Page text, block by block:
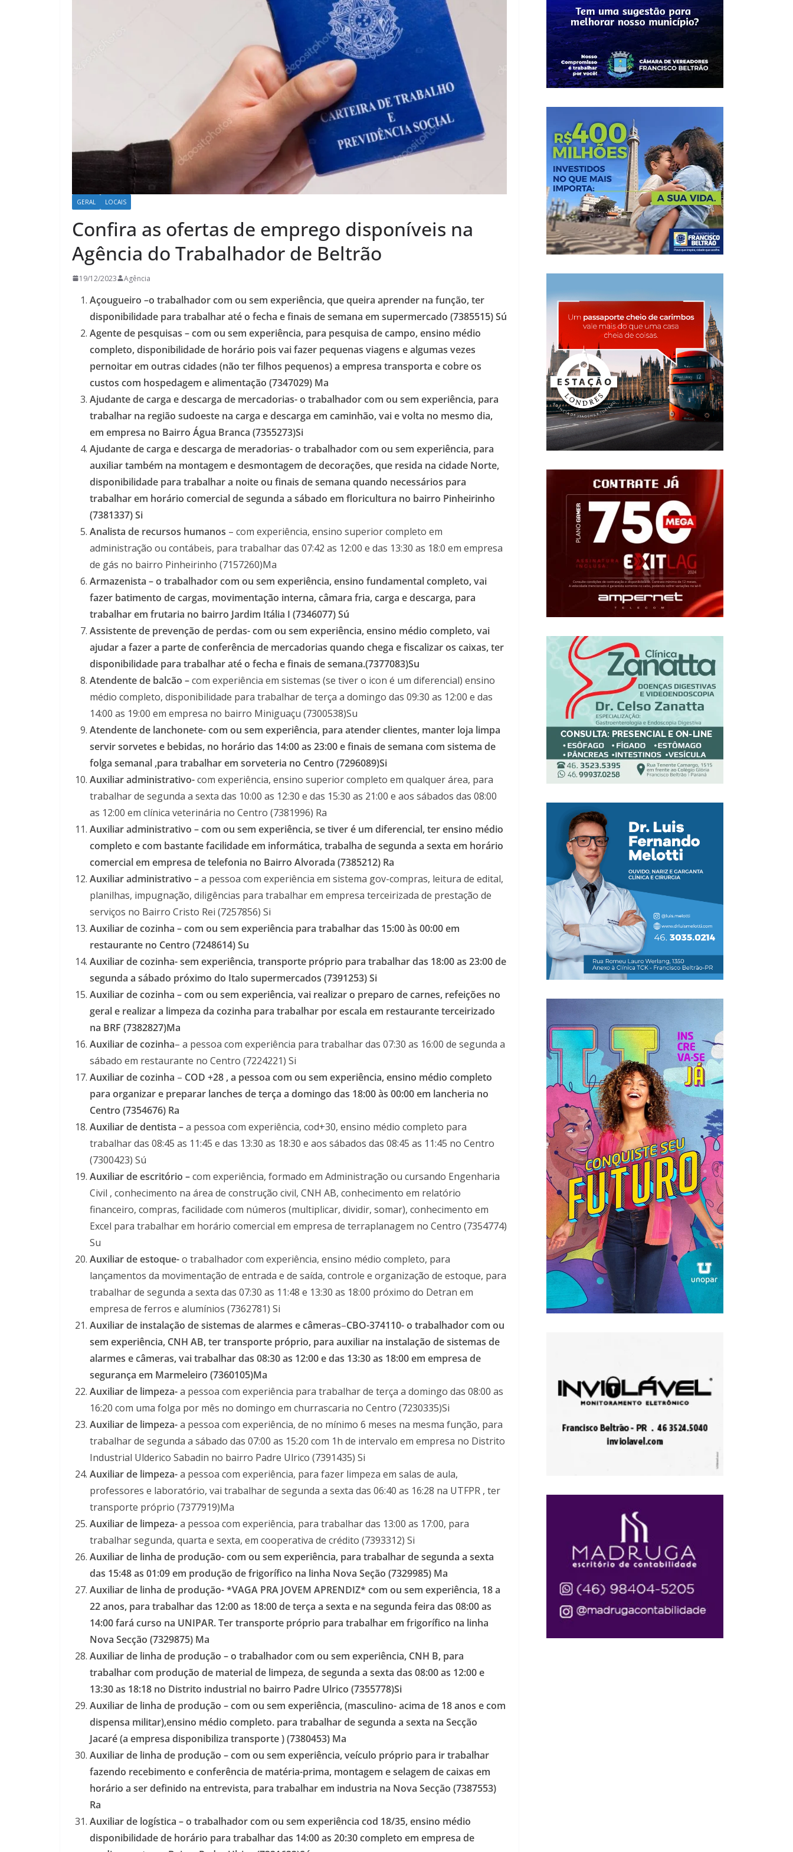
GERAL LOCAIS
Confira as ofertas de emprego disponíveis na
Agência do Trabalhador de Beltrão
19/12/2023 Agência
Açougueiro –o trabalhador com ou sem experiência, que queira aprender na função, ter
disponibilidade para trabalhar até o fecha e finais de semana em supermercado (7385515) Sú
Agente de pesquisas – com ou sem experiência, para pesquisa de campo, ensino médio
completo, disponibilidade de horário pois vai fazer pequenas viagens e algumas vezes
pernoitar em outras cidades (não ter filhos pequenos) a empresa transporta e cobre os
custos com hospedagem e alimentação (7347029) Ma
Ajudante de carga e descarga de mercadorias- o trabalhador com ou sem experiência, para
trabalhar na região sudoeste na carga e descarga em caminhão, vai e volta no mesmo dia,
em empresa no Bairro Água Branca (7355273)Si
Ajudante de carga e descarga de meradorias- o trabalhador com ou sem experiência, para
auxiliar também na montagem e desmontagem de decorações, que resida na cidade Norte,
disponibilidade para trabalhar a noite ou finais de semana quando necessários para
trabalhar em horário comercial de segunda a sábado em floricultura no bairro Pinheirinho
(7381337) Si
Analista de recursos humanos – com experiência, ensino superior completo em
administração ou contábeis, para trabalhar das 07:42 as 12:00 e das 13:30 as 18:0 em empresa
de gás no bairro Pinheirinho (7157260)Ma
Armazenista – o trabalhador com ou sem experiência, ensino fundamental completo, vai
fazer batimento de cargas, movimentação interna, câmara fria, carga e descarga, para
trabalhar em frutaria no bairro Jardim Itália I (7346077) Sú
Assistente de prevenção de perdas- com ou sem experiência, ensino médio completo, vai
ajudar a fazer a parte de conferência de mercadorias quando chega e fiscalizar os caixas, ter
disponibilidade para trabalhar até o fecha e finais de semana.(7377083)Su
Atendente de balcão –com experiência em sistemas (se tiver o icon é um diferencial) ensino
médio completo, disponibilidade para trabalhar de terça a domingo das 09:30 as 12:00 e das
14:00 as 19:00 em empresa no bairro Miniguaçu (7300538)Su
Atendente de lanchonete- com ou sem experiência, para atender clientes, manter loja limpa
servir sorvetes e bebidas, no horário das 14:00 as 23:00 e finais de semana com sistema de
folga semanal ,para trabalhar em sorveteria no Centro (7296089)Si
Auxiliar administrativo-com experiência, ensino superior completo em qualquer área, para
trabalhar de segunda a sexta das 10:00 as 12:30 e das 15:30 as 21:00 e aos sábados das 08:00
as 12:00 em clínica veterinária no Centro (7381996) Ra
Auxiliar administrativo – com ou sem experiência, se tiver é um diferencial, ter ensino médio
completo e com bastante facilidade em informática, trabalha de segunda a sexta em horário
comercial em empresa de telefonia no Bairro Alvorada (7385212) Ra
Auxiliar administrativo –a pessoa com experiência em sistema gov-compras, leitura de edital,
planilhas, impugnação, diligências para trabalhar em empresa terceirizada de prestação de
serviços no Bairro Cristo Rei (7257856) Si
Auxiliar de cozinha –com ou sem experiência para trabalhar das 15:00 às 00:00 em
restaurante no Centro (7248614) Su
Auxiliar de cozinha- sem experiência, transporte próprio para trabalhar das 18:00 as 23:00 de
segunda a sábado próximo do Italo supermercados (7391253) Si
Auxiliar de cozinha – com ou sem experiência, vai realizar o preparo de carnes, refeições no
geral e realizar a limpeza da cozinha para trabalhar por escala em restaurante terceirizado
na BRF (7382827)Ma
Auxiliar de cozinha– a pessoa com experiência para trabalhar das 07:30 as 16:00 de segunda a
sábado em restaurante no Centro (7224221) Si
Auxiliar de cozinha – COD +28 , a pessoa com ou sem experiência, ensino médio completo
para organizar e preparar lanches de terça a domingo das 18:00 às 00:00 em lancheria no
Centro (7354676) Ra
Auxiliar de dentista –a pessoa com experiência, cod+30, ensino médio completo para
trabalhar das 08:45 as 11:45 e das 13:30 as 18:30 e aos sábados das 08:45 as 11:45 no Centro
(7300423) Sú
Auxiliar de escritório –com experiência, formado em Administração ou cursando Engenharia
Civil , conhecimento na área de construção civil, CNH AB, conhecimento em relatório
financeiro, compras, facilidade com números (multiplicar, dividir, somar), conhecimento em
Excel para trabalhar em horário comercial em empresa de terraplanagem no Centro (7354774)
Su
Auxiliar de estoque-o trabalhador com experiência, ensino médio completo, para
lançamentos da movimentação de entrada e de saída, controle e organização de estoque, para
trabalhar de segunda a sexta das 07:30 as 11:48 e 13:30 as 18:00 próximo do Detran em
empresa de ferros e alumínios (7362781) Si
Auxiliar de instalação de sistemas de alarmes e câmeras–CBO-374110-o trabalhador com ou
sem experiência, CNH AB, ter transporte próprio, para auxiliar na instalação de sistemas de
alarmes e câmeras, vai trabalhar das 08:30 as 12:00 e das 13:30 as 18:00 em empresa de
segurança em Marmeleiro (7360105)Ma
Auxiliar de limpeza-a pessoa com experiência para trabalhar de terça a domingo das 08:00 as
16:20 com uma folga por mês no domingo em churrascaria no Centro (7230335)Si
Auxiliar de limpeza-a pessoa com experiência, de no mínimo 6 meses na mesma função, para
trabalhar de segunda a sábado das 07:00 as 15:20 com 1h de intervalo em empresa no Distrito
Industrial Ulderico Sabadin no bairro Padre Ulrico (7391435) Si
Auxiliar de limpeza-a pessoa com experiência, para fazer limpeza em salas de aula,
professores e laboratório, vai trabalhar de segunda a sexta das 06:40 as 16:28 na UTFPR , ter
transporte próprio (7377919)Ma
Auxiliar de limpeza-a pessoa com experiência, para trabalhar das 13:00 as 17:00, para
trabalhar segunda, quarta e sexta, em cooperativa de crédito (7393312) Si
Auxiliar de linha de produção- com ou sem experiência, para trabalhar de segunda a sexta
das 15:48 as 01:09 em produção de frigorífico na linha Nova Seção (7329985) Ma
Auxiliar de linha de produção- *VAGA PRA JOVEM APRENDIZ* com ou sem experiência, 18 a
22 anos, para trabalhar das 12:00 as 18:00 de terça a sexta e na segunda feira das 08:00 as
14:00 fará curso na UNIPAR. Ter transporte próprio para trabalhar em frigorífico na linha
Nova Secção (7329875) Ma
Auxiliar de linha de produção – o trabalhador com ou sem experiência, CNH B, para
trabalhar com produção de material de limpeza, de segunda a sexta das 08:00 as 12:00 e
13:30 as 18:18 no Distrito industrial no bairro Padre Ulrico (7355778)Si
Auxiliar de linha de produção – com ou sem experiência, (masculino- acima de 18 anos e com
dispensa militar),ensino médio completo. para trabalhar de segunda a sexta na Secção
Jacaré (a empresa disponibiliza transporte ) (7380453) Ma
Auxiliar de linha de produção – com ou sem experiência, veículo próprio para ir trabalhar
fazendo recebimento e conferência de matéria-prima, montagem e selagem de caixas em
horário a ser definido na entrevista, para trabalhar em industria na Nova Secção (7387553)
Ra
Auxiliar de logística – o trabalhador com ou sem experiência cod 18/35, ensino médio
disponibilidade de horário para trabalhar das 14:00 as 20:30 completo em empresa de